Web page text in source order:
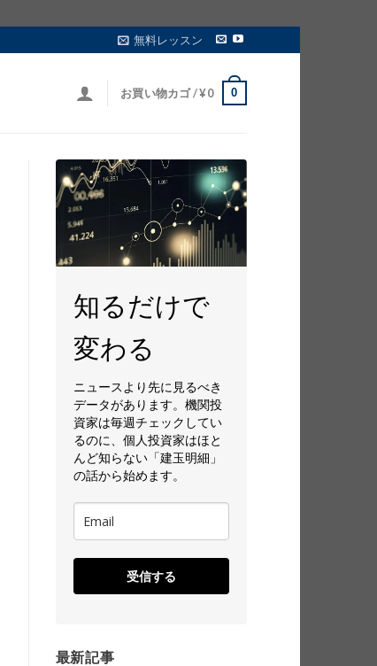
無料レッスン
お買い物カゴ /¥0 0
知るだけで
変わる
ニュースより先に見るべき
データがあります。機関投
資家は毎週チェックしてい
るのに、個人投資家はほと
んど知らない「建玉明細」
の話から始めます。
受信する
最新記事